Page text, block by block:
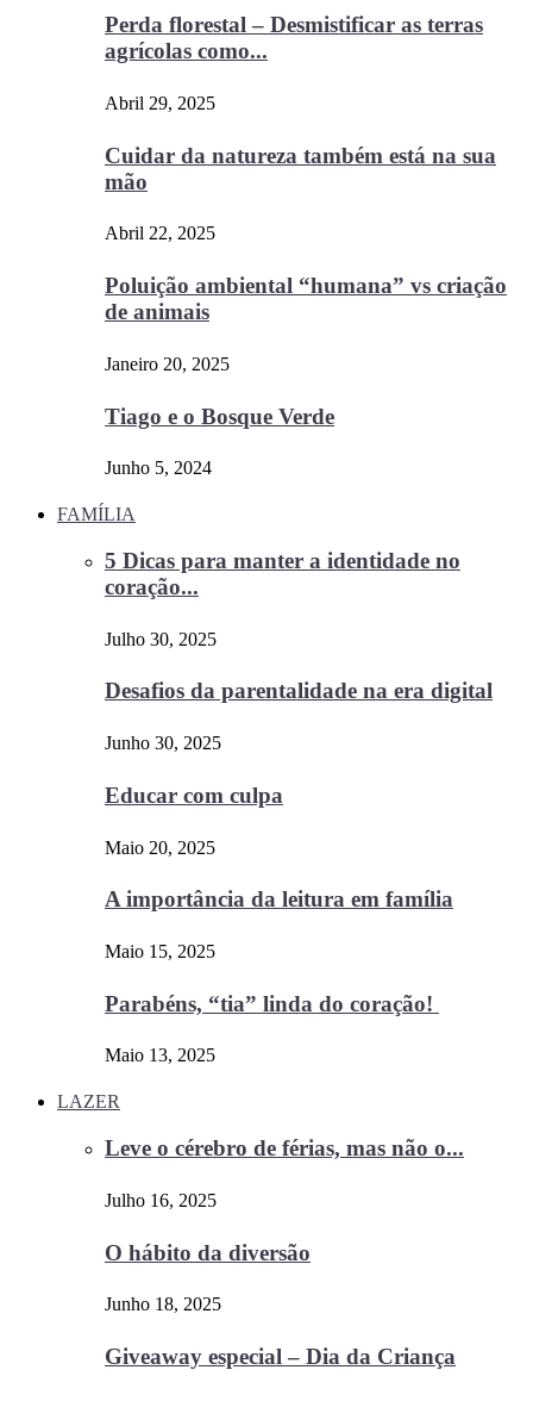
Perda florestal – Desmistificar as terras
agrícolas como...
Abril 29, 2025
Cuidar da natureza também está na sua
mão
Abril 22, 2025
Poluição ambiental “humana” vs criação
de animais
Janeiro 20, 2025
Tiago e o Bosque Verde
Junho 5, 2024
FAMÍLIA
5 Dicas para manter a identidade no
coração...
Julho 30, 2025
Desafios da parentalidade na era digital
Junho 30, 2025
Educar com culpa
Maio 20, 2025
A importância da leitura em família
Maio 15, 2025
Parabéns, “tia” linda do coração!
Maio 13, 2025
LAZER
Leve o cérebro de férias, mas não o...
Julho 16, 2025
O hábito da diversão
Junho 18, 2025
Giveaway especial – Dia da Criança